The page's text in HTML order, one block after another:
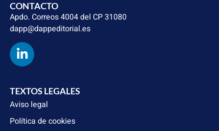
CONTACTO
Apdo. Correos 4004 del CP 31080
dapp@dappeditorial.es
TEXTOS LEGALES
Aviso legal
Política de cookies